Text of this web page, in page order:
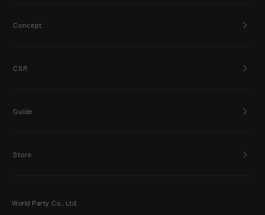
Concept
CSR
Guide
Store
World Party Co., Ltd.